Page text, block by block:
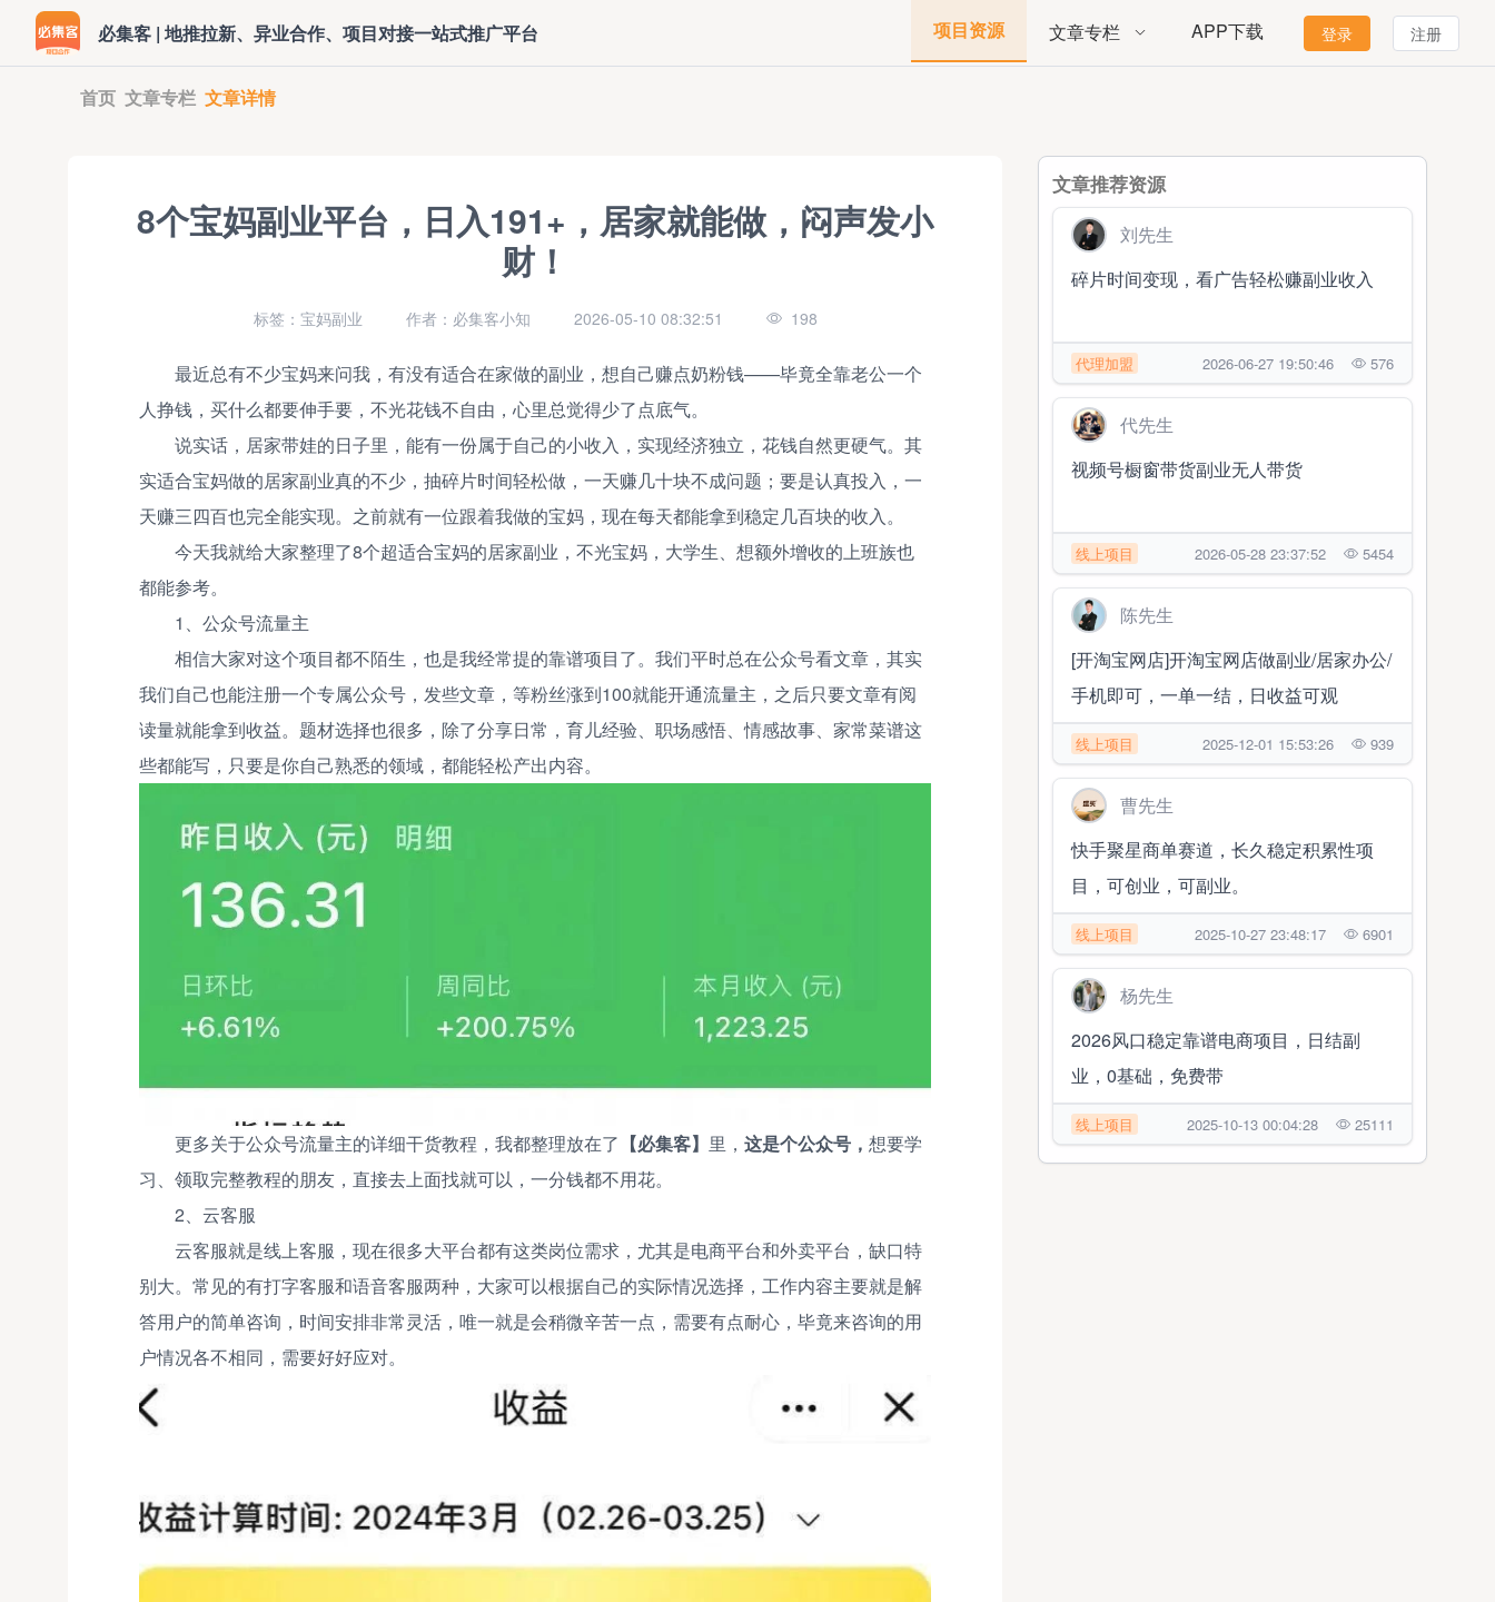
必集客 | 地推拉新、异业合作、项目对接一站式推广平台 项目资源 文章专栏 APP下载 登录 注册
首页 文章专栏 文章详情
8个宝妈副业平台，日入191+，居家就能做，闷声发小
财！
标签：宝妈副业 作者：必集客小知 2026-05-10 08:32:51 198
最近总有不少宝妈来问我，有没有适合在家做的副业，想自己赚点奶粉钱——毕竟全靠老公一个
人挣钱，买什么都要伸手要，不光花钱不自由，心里总觉得少了点底气。
说实话，居家带娃的日子里，能有一份属于自己的小收入，实现经济独立，花钱自然更硬气。其
实适合宝妈做的居家副业真的不少，抽碎片时间轻松做，一天赚几十块不成问题；要是认真投入，一
天赚三四百也完全能实现。之前就有一位跟着我做的宝妈，现在每天都能拿到稳定几百块的收入。
今天我就给大家整理了8个超适合宝妈的居家副业，不光宝妈，大学生、想额外增收的上班族也
都能参考。
1、公众号流量主
相信大家对这个项目都不陌生，也是我经常提的靠谱项目了。我们平时总在公众号看文章，其实
我们自己也能注册一个专属公众号，发些文章，等粉丝涨到100就能开通流量主，之后只要文章有阅
读量就能拿到收益。题材选择也很多，除了分享日常，育儿经验、职场感悟、情感故事、家常菜谱这
些都能写，只要是你自己熟悉的领域，都能轻松产出内容。
更多关于公众号流量主的详细干货教程，我都整理放在了 【必集客】 里，这是个公众号，想要学
习、领取完整教程的朋友，直接去上面找就可以，一分钱都不用花。
2、云客服
云客服就是线上客服，现在很多大平台都有这类岗位需求，尤其是电商平台和外卖平台，缺口特
别大。常见的有打字客服和语音客服两种，大家可以根据自己的实际情况选择，工作内容主要就是解
答用户的简单咨询，时间安排非常灵活，唯一就是会稍微辛苦一点，需要有点耐心，毕竟来咨询的用
户情况各不相同，需要好好应对。
文章推荐资源
刘先生
碎片时间变现，看广告轻松赚副业收入
代理加盟 2026-06-27 19:50:46 576
代先生
视频号橱窗带货副业无人带货
线上项目 2026-05-28 23:37:52 5454
陈先生
[开淘宝网店]开淘宝网店做副业/居家办公/
手机即可，一单一结，日收益可观
线上项目 2025-12-01 15:53:26 939
曹先生
快手聚星商单赛道，长久稳定积累性项
目，可创业，可副业。
线上项目 2025-10-27 23:48:17 6901
杨先生
2026风口稳定靠谱电商项目，日结副
业，0基础，免费带
线上项目 2025-10-13 00:04:28 25111